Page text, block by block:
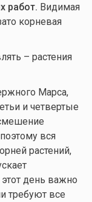
работ. Видимая
корневая
– растения
Марса,
и четвертые
вся
растений,
день важно
требуют все